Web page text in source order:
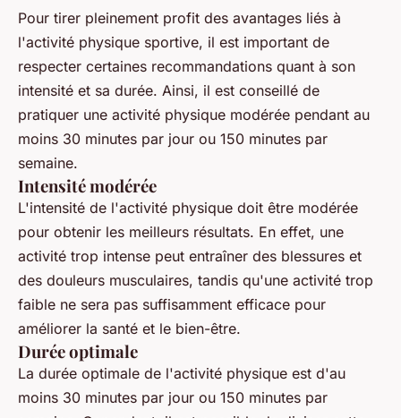
Pour tirer pleinement profit des avantages liés à
l'activité physique sportive, il est important de
respecter certaines recommandations quant à son
intensité et sa durée. Ainsi, il est conseillé de
pratiquer une activité physique modérée pendant au
moins 30 minutes par jour ou 150 minutes par
semaine.
Intensité modérée
L'intensité de l'activité physique doit être modérée
pour obtenir les meilleurs résultats. En effet, une
activité trop intense peut entraîner des blessures et
des douleurs musculaires, tandis qu'une activité trop
faible ne sera pas suffisamment efficace pour
améliorer la santé et le bien-être.
Durée optimale
La durée optimale de l'activité physique est d'au
moins 30 minutes par jour ou 150 minutes par